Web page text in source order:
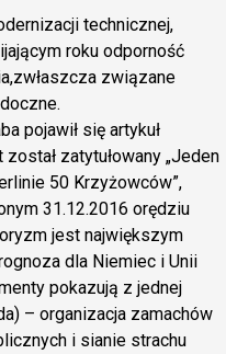
technicznej,
roku odporność
związane
pojawił się artykuł
zatytułowany „Jeden
50 Krzyżowców”,
31.12.2016 orędziu
jest największym
dla Niemiec i Unii
pokazują z jednej
– organizacja zamachów
i sianie strachu